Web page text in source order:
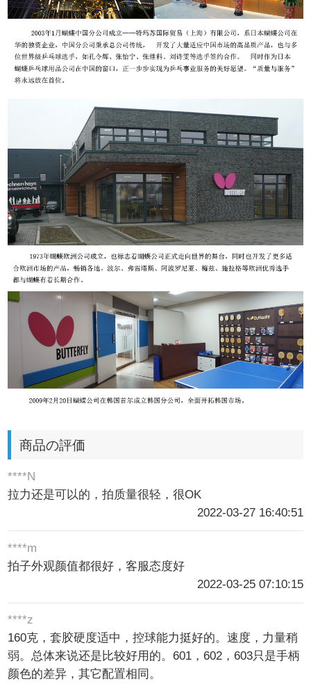
商品の評価
****N
拉力还是可以的，拍质量很轻，很OK
2022-03-27 16:40:51
****m
拍子外观颜值都很好，客服态度好
2022-03-25 07:10:15
****z
160克，套胶硬度适中，控球能力挺好的。速度，力量稍
弱。总体来说还是比较好用的。601，602，603只是手柄
颜色的差异，其它配置相同。